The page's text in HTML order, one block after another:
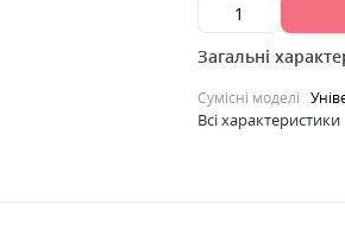
Загальні
Сумісні моделі
Всі характеристики